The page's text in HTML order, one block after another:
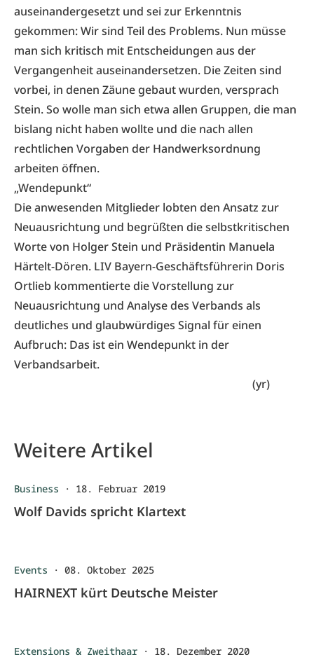
auseinandergesetzt und sei zur Erkenntnis
gekommen: Wir sind Teil des Problems. Nun müsse
man sich kritisch mit Entscheidungen aus der
Vergangenheit auseinandersetzen. Die Zeiten sind
vorbei, in denen Zäune gebaut wurden, versprach
Stein. So wolle man sich etwa allen Gruppen, die man
bislang nicht haben wollte und die nach allen
rechtlichen Vorgaben der Handwerksordnung
arbeiten öffnen.
„Wendepunkt“
Die anwesenden Mitglieder lobten den Ansatz zur
Neuausrichtung und begrüßten die selbstkritischen
Worte von Holger Stein und Präsidentin Manuela
Härtelt-Dören. LIV Bayern-Geschäftsführerin Doris
Ortlieb kommentierte die Vorstellung zur
Neuausrichtung und Analyse des Verbands als
deutliches und glaubwürdiges Signal für einen
Aufbruch: Das ist ein Wendepunkt in der
Verbandsarbeit.
(yr)
Weitere Artikel
Business · 18. Februar 2019
Wolf Davids spricht Klartext
Events · 08. Oktober 2025
HAIRNEXT kürt Deutsche Meister
Extensions & Zweithaar · 18. Dezember 2020